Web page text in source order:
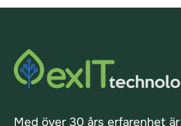
Med över 30 års erfarenhet